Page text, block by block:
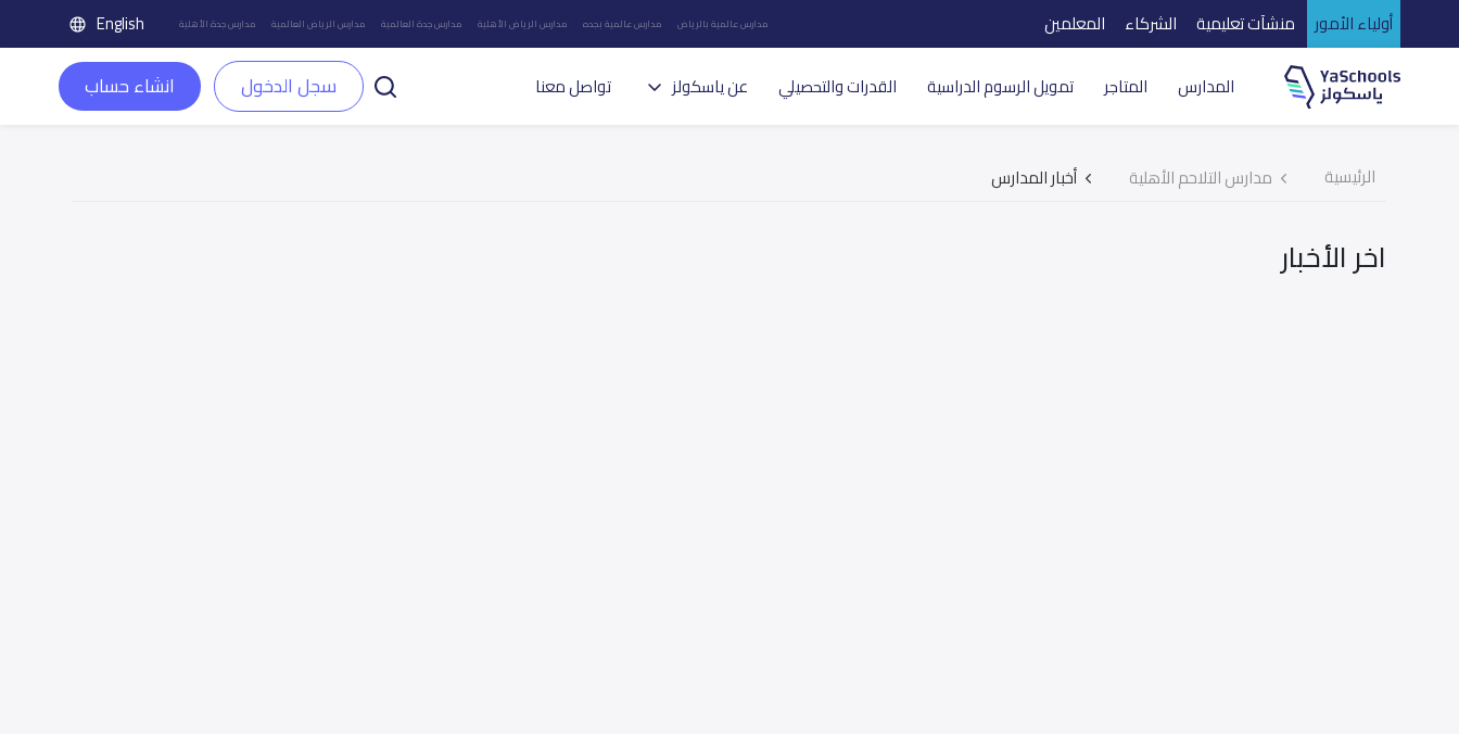
أولياء الأمور منشآت تعليمية الشركاء المعلمين مدارس عالمية بالرياض مدارس عالمية بجده مدارس الرياض الأهلية مدارس جدة العالمية مدارس الرياض العالمية مدارس جدة الأهلية English
المدارس المتاجر تمويل الرسوم الدراسية القدرات والتحصيلي عن ياسكولز تواصل معنا سجل الدخول انشاء حساب
الرئيسية مدارس التلاحم الأهلية أخبار المدارس
اخر الأخبار